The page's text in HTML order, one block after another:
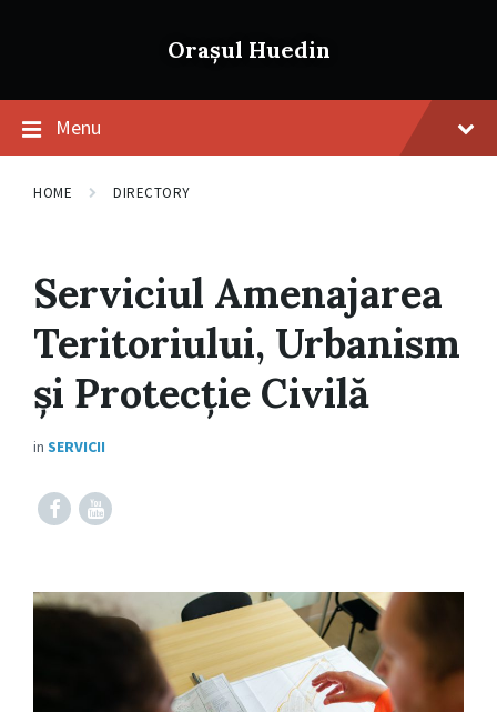
Orașul Huedin
Menu
HOME DIRECTORY
Serviciul Amenajarea
Teritoriului, Urbanism
și Protecție Civilă
in SERVICII
Facebook